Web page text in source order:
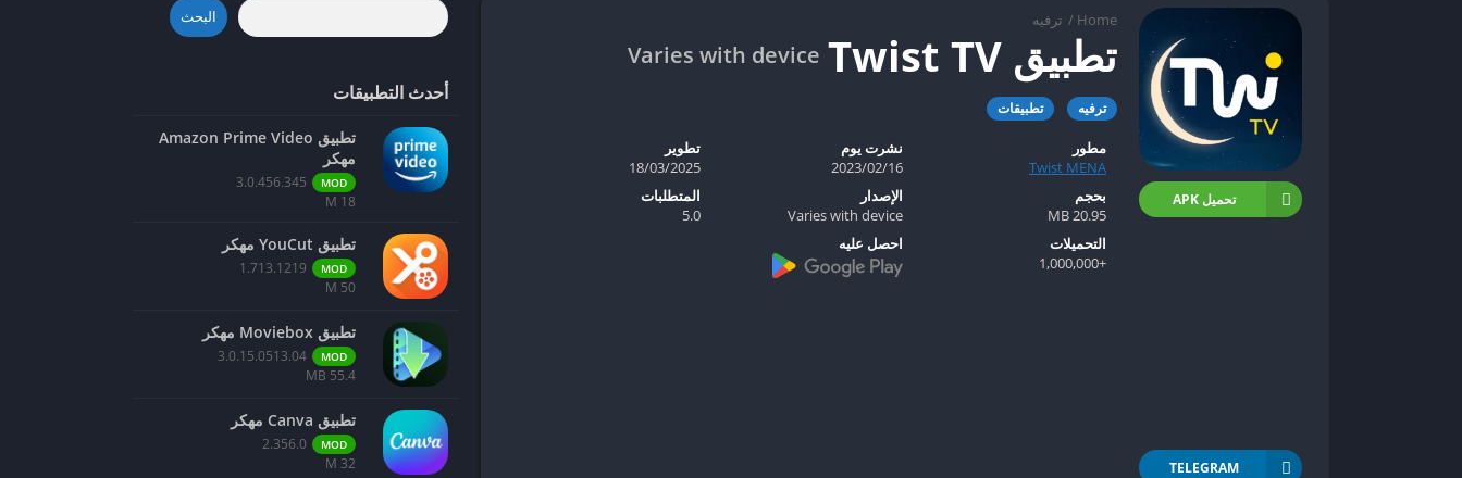
Home
/ ترفيه
تطبيق Twist TV Varies with device
ترفيه تطبيقات
تحميل APK
TELEGRAM
مطور
Twist MENA
نشرت يوم
16‏/02‏/2023
تطوير
18/03/2025
بحجم
20.95 MB
الإصدار
Varies with device
المتطلبات
5.0
التحميلات
+1,000,000
احصل عليه
البحث
أحدث التطبيقات
تطبيق Amazon Prime Video
مهكر
MOD
3.0.456.345
18 M
تطبيق YouCut مهكر
MOD
1.713.1219
50 M
تطبيق Moviebox مهكر
MOD
3.0.15.0513.04
55.4 MB
تطبيق Canva مهكر
MOD
2.356.0
32 M